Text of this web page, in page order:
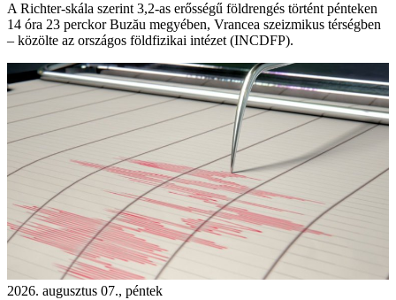
A Richter-skála szerint 3,2-as erősségű földrengés történt pénteken
14 óra 23 perckor Buzău megyében, Vrancea szeizmikus térségben
– közölte az országos földfizikai intézet (INCDFP).
2026. augusztus 07., péntek